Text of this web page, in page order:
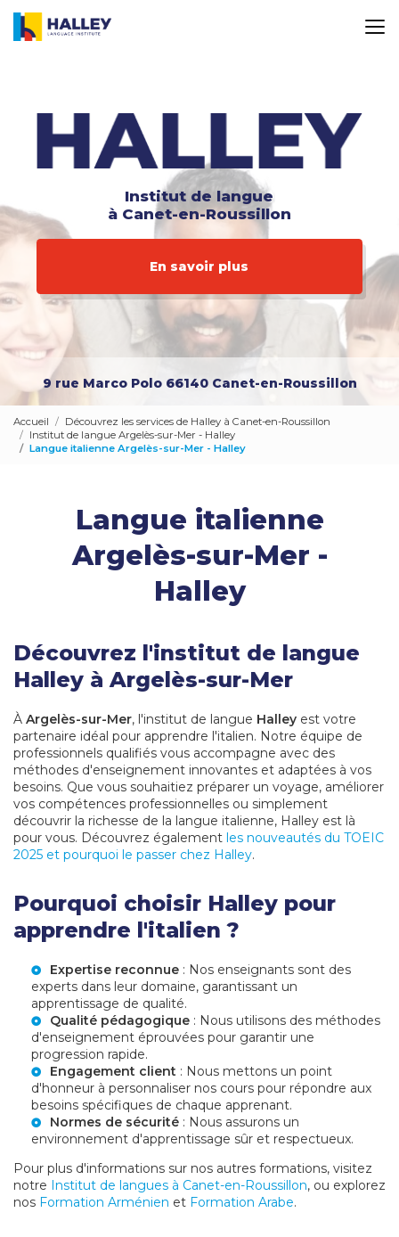
contenu
Institut de langue
à Canet-en-Roussillon
En savoir plus
9 rue Marco Polo 66140 Canet-en-Roussillon
Accueil
Découvrez les services de Halley à Canet-en-Roussillon
Institut de langue Argelès-sur-Mer - Halley
Langue italienne Argelès-sur-Mer - Halley
Langue italienne
Argelès-sur-Mer -
Halley
Découvrez l'institut de langue
Halley à Argelès-sur-Mer
À Argelès-sur-Mer, l'institut de langue Halley est votre
partenaire idéal pour apprendre l'italien. Notre équipe de
professionnels qualifiés vous accompagne avec des
méthodes d'enseignement innovantes et adaptées à vos
besoins. Que vous souhaitiez préparer un voyage, améliorer
vos compétences professionnelles ou simplement
découvrir la richesse de la langue italienne, Halley est là
pour vous. Découvrez également les nouveautés du TOEIC
2025 et pourquoi le passer chez Halley.
Pourquoi choisir Halley pour
apprendre l'italien ?
Expertise reconnue : Nos enseignants sont des
experts dans leur domaine, garantissant un
apprentissage de qualité.
Qualité pédagogique : Nous utilisons des méthodes
d'enseignement éprouvées pour garantir une
progression rapide.
Engagement client : Nous mettons un point
d'honneur à personnaliser nos cours pour répondre aux
besoins spécifiques de chaque apprenant.
Normes de sécurité : Nous assurons un
environnement d'apprentissage sûr et respectueux.
Pour plus d'informations sur nos autres formations, visitez
notre Institut de langues à Canet-en-Roussillon, ou explorez
nos Formation Arménien et Formation Arabe.